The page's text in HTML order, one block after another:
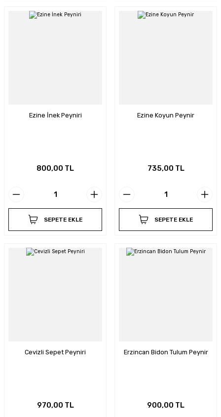
Ezine İnek Peyniri
800,00 TL
SEPETE EKLE
Ezine Koyun Peynir
735,00 TL
SEPETE EKLE
Cevizli Sepet Peyniri
970,00 TL
Erzincan Bidon Tulum Peynir
900,00 TL